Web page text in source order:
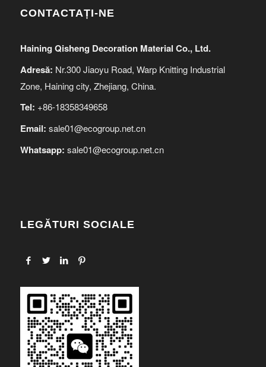
CONTACTAȚI-NE
Haining Qisheng Decoration Material Co., Ltd.
Adresă: Nr.300 Jiaoyu Road, Warp Knitting Industrial
Zone, Haining city, Zhejiang, China.
Tel: +86-18358349658
Email: sale01@ecogroup.net.cn
Whatsapp: sale01@ecogroup.net.cn
LEGĂTURI SOCIALE